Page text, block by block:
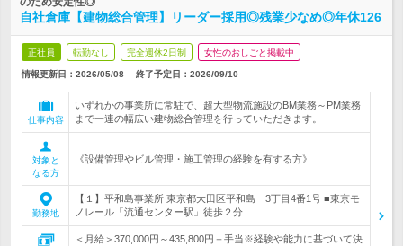
自社倉庫【建物総合管理】リーダー採用◎残業少なめ◎年休126
正社員 転勤なし 完全週休2日制 女性のおしごと掲載中
情報更新日：2026/05/08 終了予定日： 2026/09/10
仕事内容
いずれかの事業所に常駐で、超大型物流施設のBM業務～PM業務
まで一連の幅広い建物総合管理を行っていただきます。
対象と
なる方
《設備管理やビル管理・施工管理の経験を有する方》
勤務地
【１】平和島事業所 東京都大田区平和島 3丁目4番1号 ■東京モ
ノレール「流通センター駅」徒歩２分…
＜月給＞370,000円～435,800円＋手当※経験や能力に基づいて決